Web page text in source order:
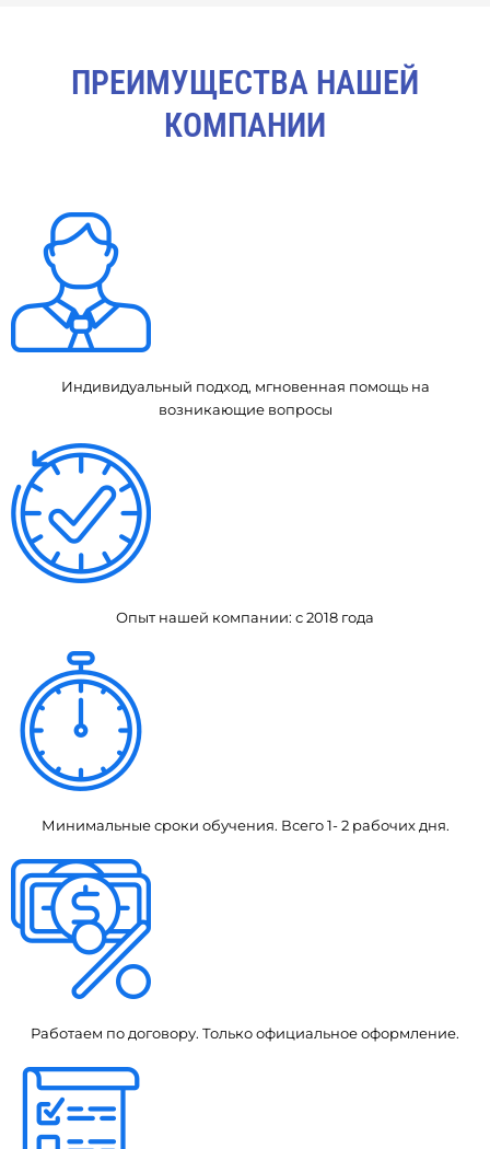
ПРЕИМУЩЕСТВА НАШЕЙ
КОМПАНИИ
Индивидуальный подход, мгновенная помощь на
возникающие вопросы
Опыт нашей компании: с 2018 года
Минимальные сроки обучения. Всего 1- 2 рабочих дня.
Работаем по договору. Только официальное оформление.